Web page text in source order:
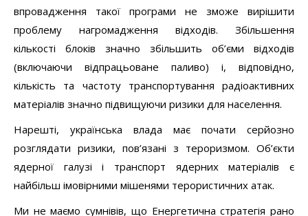
впровадження такої програми не зможе вирішити
проблему нагромадження відходів. Збільшення
кількості блоків значно збільшить об’єми відходів
(включаючи відпрацьоване паливо) і, відповідно,
кількість та частоту транспортування радіоактивних
матеріалів значно підвищуючи ризики для населення.
Нарешті, українська влада має почати серйозно
розглядати ризики, пов’язані з тероризмом. Об’єкти
ядерної галузі і транспорт ядерних матеріалів є
найбільш імовірними мішенями терористичних атак.
Ми не маємо сумнівів, що Енергетична стратегія рано